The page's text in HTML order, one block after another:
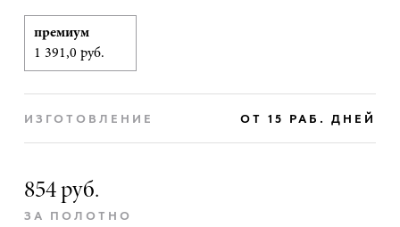
ИЗГОТОВЛЕНИЕ ОТ 15 РАБ. ДНЕЙ
854 руб.
ЗА ПОЛОТНО
премиум
1 391,0 руб.